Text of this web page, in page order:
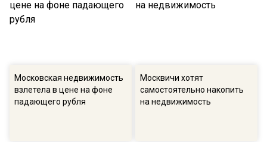
Московская недвижимость
взлетела в цене на фоне
падающего рубля
Москвичи хотят
самостоятельно накопить
на недвижимость